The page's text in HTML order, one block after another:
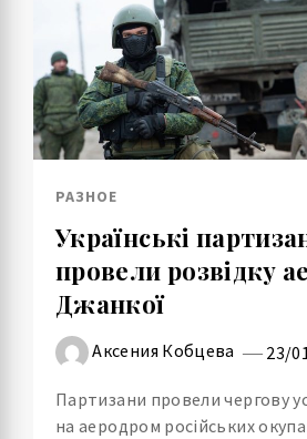
РАЗНОЕ
Українські
провели розвідку
Джанкої
Аксения Кобцева 23/
Партизани провели чергову
на аеродром російських